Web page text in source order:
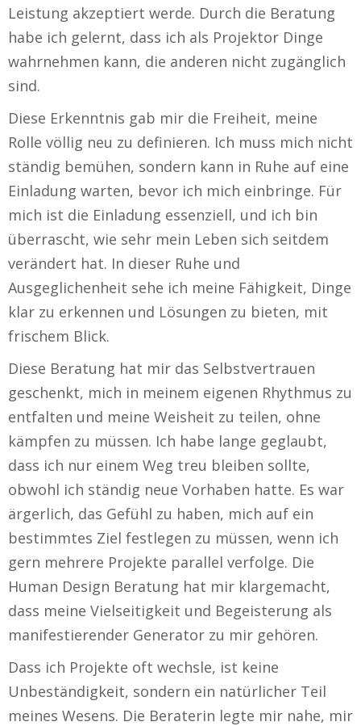
Leistung akzeptiert werde. Durch die Beratung
habe ich gelernt, dass ich als Projektor Dinge
wahrnehmen kann, die anderen nicht zugänglich
sind.
Diese Erkenntnis gab mir die Freiheit, meine
Rolle völlig neu zu definieren. Ich muss mich nicht
ständig bemühen, sondern kann in Ruhe auf eine
Einladung warten, bevor ich mich einbringe. Für
mich ist die Einladung essenziell, und ich bin
überrascht, wie sehr mein Leben sich seitdem
verändert hat. In dieser Ruhe und
Ausgeglichenheit sehe ich meine Fähigkeit, Dinge
klar zu erkennen und Lösungen zu bieten, mit
frischem Blick.
Diese Beratung hat mir das Selbstvertrauen
geschenkt, mich in meinem eigenen Rhythmus zu
entfalten und meine Weisheit zu teilen, ohne
kämpfen zu müssen. Ich habe lange geglaubt,
dass ich nur einem Weg treu bleiben sollte,
obwohl ich ständig neue Vorhaben hatte. Es war
ärgerlich, das Gefühl zu haben, mich auf ein
bestimmtes Ziel festlegen zu müssen, wenn ich
gern mehrere Projekte parallel verfolge. Die
Human Design Beratung hat mir klargemacht,
dass meine Vielseitigkeit und Begeisterung als
manifestierender Generator zu mir gehören.
Dass ich Projekte oft wechsle, ist keine
Unbeständigkeit, sondern ein natürlicher Teil
meines Wesens. Die Beraterin legte mir nahe, mir